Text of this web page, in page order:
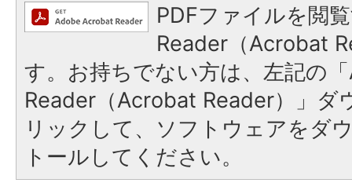
PDFファイルを閲
Reader（Acrobat
す。お持ちでない方は、左記の
Reader（Acrobat Reader）」ダ
リックして、ソフトウェアをダ
トールしてください。